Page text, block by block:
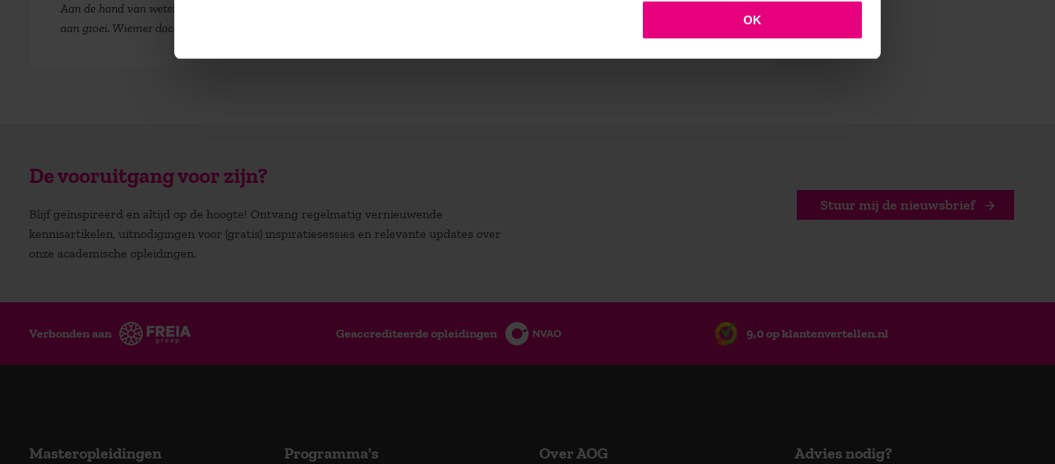
OK
Aan de hand van wetenschappelijk, empirisch bewezen wetmatigheden in marketing maakt hij inzichtelijk hoe marketing kan bijdragen
aan groei. Wiemer doceert in de leergang
De vooruitgang voor zijn?
Blijf geïnspireerd en altijd op de hoogte! Ontvang regelmatig vernieuwende
kennisartikelen, uitnodigingen voor (gratis) inspiratiesessies en relevante updates over
onze academische opleidingen.
Stuur mij de nieuwsbrief
Verbonden aan Geaccrediteerde opleidingen 9,0 op klantenvertellen.nl
Masteropleidingen Programma's Over AOG Advies nodig?